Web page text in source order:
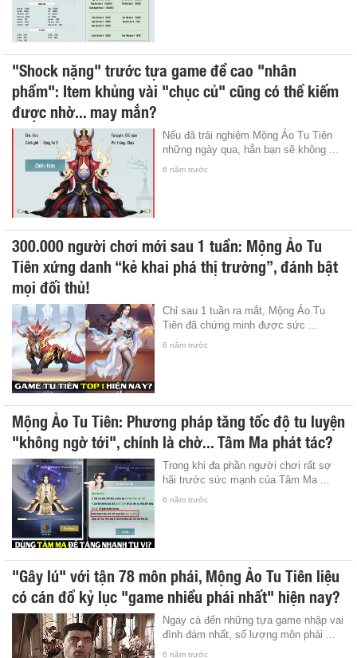
"Shock nặng" trước tựa game đề cao "nhân
phẩm": Item khủng vài "chục củ" cũng có thể kiếm
được nhờ... may mắn?
Nếu đã trải nghiệm Mộng Ảo Tu Tiên
những ngày qua, hẳn bạn sẽ không ...
6 năm trước
300.000 người chơi mới sau 1 tuần: Mộng Ảo Tu
Tiên xứng danh “kẻ khai phá thị trường”, đánh bật
mọi đối thủ!
Chỉ sau 1 tuần ra mắt, Mộng Ảo Tu
Tiên đã chứng minh được sức ...
6 năm trước
Mộng Ảo Tu Tiên: Phương pháp tăng tốc độ tu luyện
"không ngờ tới", chính là chờ... Tâm Ma phát tác?
Trong khi đa phần người chơi rất sợ
hãi trước sức mạnh của Tâm Ma ...
6 năm trước
"Gây lú" với tận 78 môn phái, Mộng Ảo Tu Tiên liệu
có cán đổ kỷ lục "game nhiều phái nhất" hiện nay?
Ngay cả đến những tựa game nhập vai
đình đám nhất, số lượng môn phái ...
6 năm trước